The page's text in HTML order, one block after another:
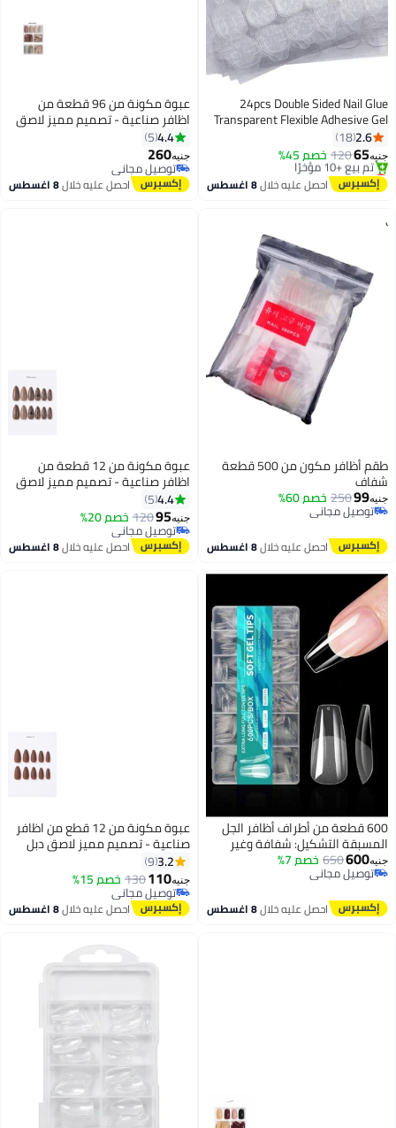
24pcs Double Sided Nail Glue
Transparent Flexible Adhesive Gel
Tape for False Nails
2.6
18
جنيه65
120 خصم 45%
أقل سعر في 7 يوم
توصيل مجاني
تم بيع +10 مؤخرًا
احصل عليه خلال8 اغسطس
عبوة مكونة من 96 قطعة من
اظافر صناعية - تصميم مميز لاصق
دبل فيس
4.4
5
جنيه260
توصيل مجاني
توصيل مجانياحصل عليه خلال8 اغسطس
طقم أظافر مكون من 500 قطعة
شفاف
جنيه99
250 خصم 60%
توصيل مجاني
توصيل مجاني
احصل عليه خلال8 اغسطس
عبوة مكونة من 12 قطعة من
اظافر صناعية - تصميم مميز لاصق
دبل فيس
4.4
5
جنيه95
120 خصم 20%
توصيل مجاني
توصيل مجانياحصل عليه خلال8 اغسطس
600 قطعة من أطراف أظافر الجل
المسبقة التشكيل: شفافة وغير
لامعة (Matte) لتمديد الأظافر
الأكريليك
جنيه600
650 خصم 7%
توصيل مجاني
توصيل مجاني
احصل عليه خلال8 اغسطس
عبوة مكونة من 12 قطع من اظافر
صناعية - تصميم مميز لاصق دبل
فيس3.2
9
جنيه110
130 خصم 15%
توصيل مجاني
توصيل مجانياحصل عليه خلال8 اغسطس